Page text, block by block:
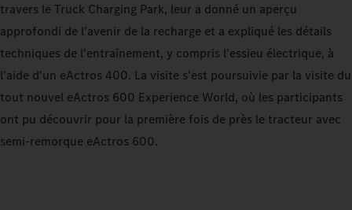
travers le Truck Charging Park, leur a donné un aperçu
approfondi de l'avenir de la recharge et a expliqué les détails
techniques de l'entraînement, y compris l'essieu électrique, à
l'aide d'un eActros 400. La visite s'est poursuivie par la visite du
tout nouvel eActros 600 Experience World, où les participants
ont pu découvrir pour la première fois de près le tracteur avec
semi-remorque eActros 600.